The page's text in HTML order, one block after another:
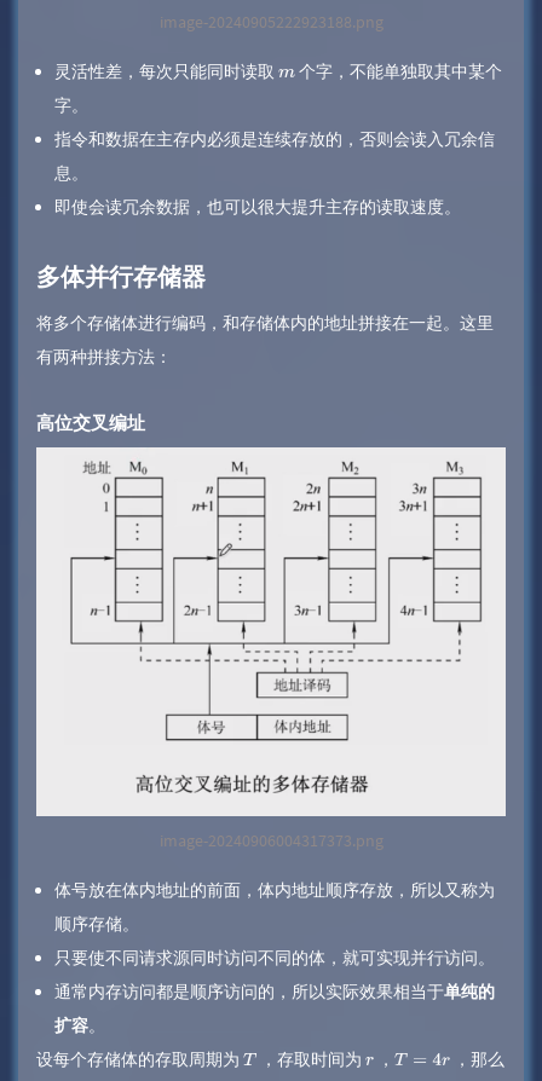
image-20240905222923188.png
灵活性差，每次只能同时读取 m个字，不能单独取其中某个
字。
指令和数据在主存内必须是连续存放的，否则会读入冗余信
息。
即使会读冗余数据，也可以很大提升主存的读取速度。
多体并行存储器
将多个存储体进行编码，和存储体内的地址拼接在一起。这里
有两种拼接方法：
高位交叉编址
image-20240906004317373.png
体号放在体内地址的前面，体内地址顺序存放，所以又称为
顺序存储。
只要使不同请求源同时访问不同的体，就可实现并行访问。
通常内存访问都是顺序访问的，所以实际效果相当于单纯的
扩容。
设每个存储体的存取周期为 T ，存取时间为 r， T 4r
，那么